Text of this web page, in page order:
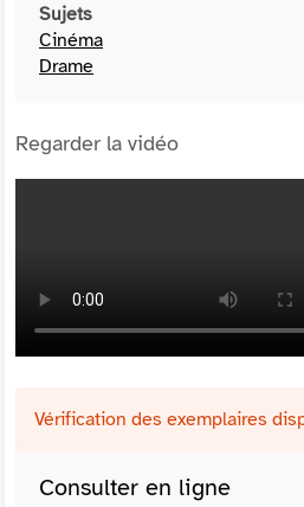
Sujets
Cinéma
Drame
Regarder la vidéo
Vérification des exemplaires
Consulter en ligne